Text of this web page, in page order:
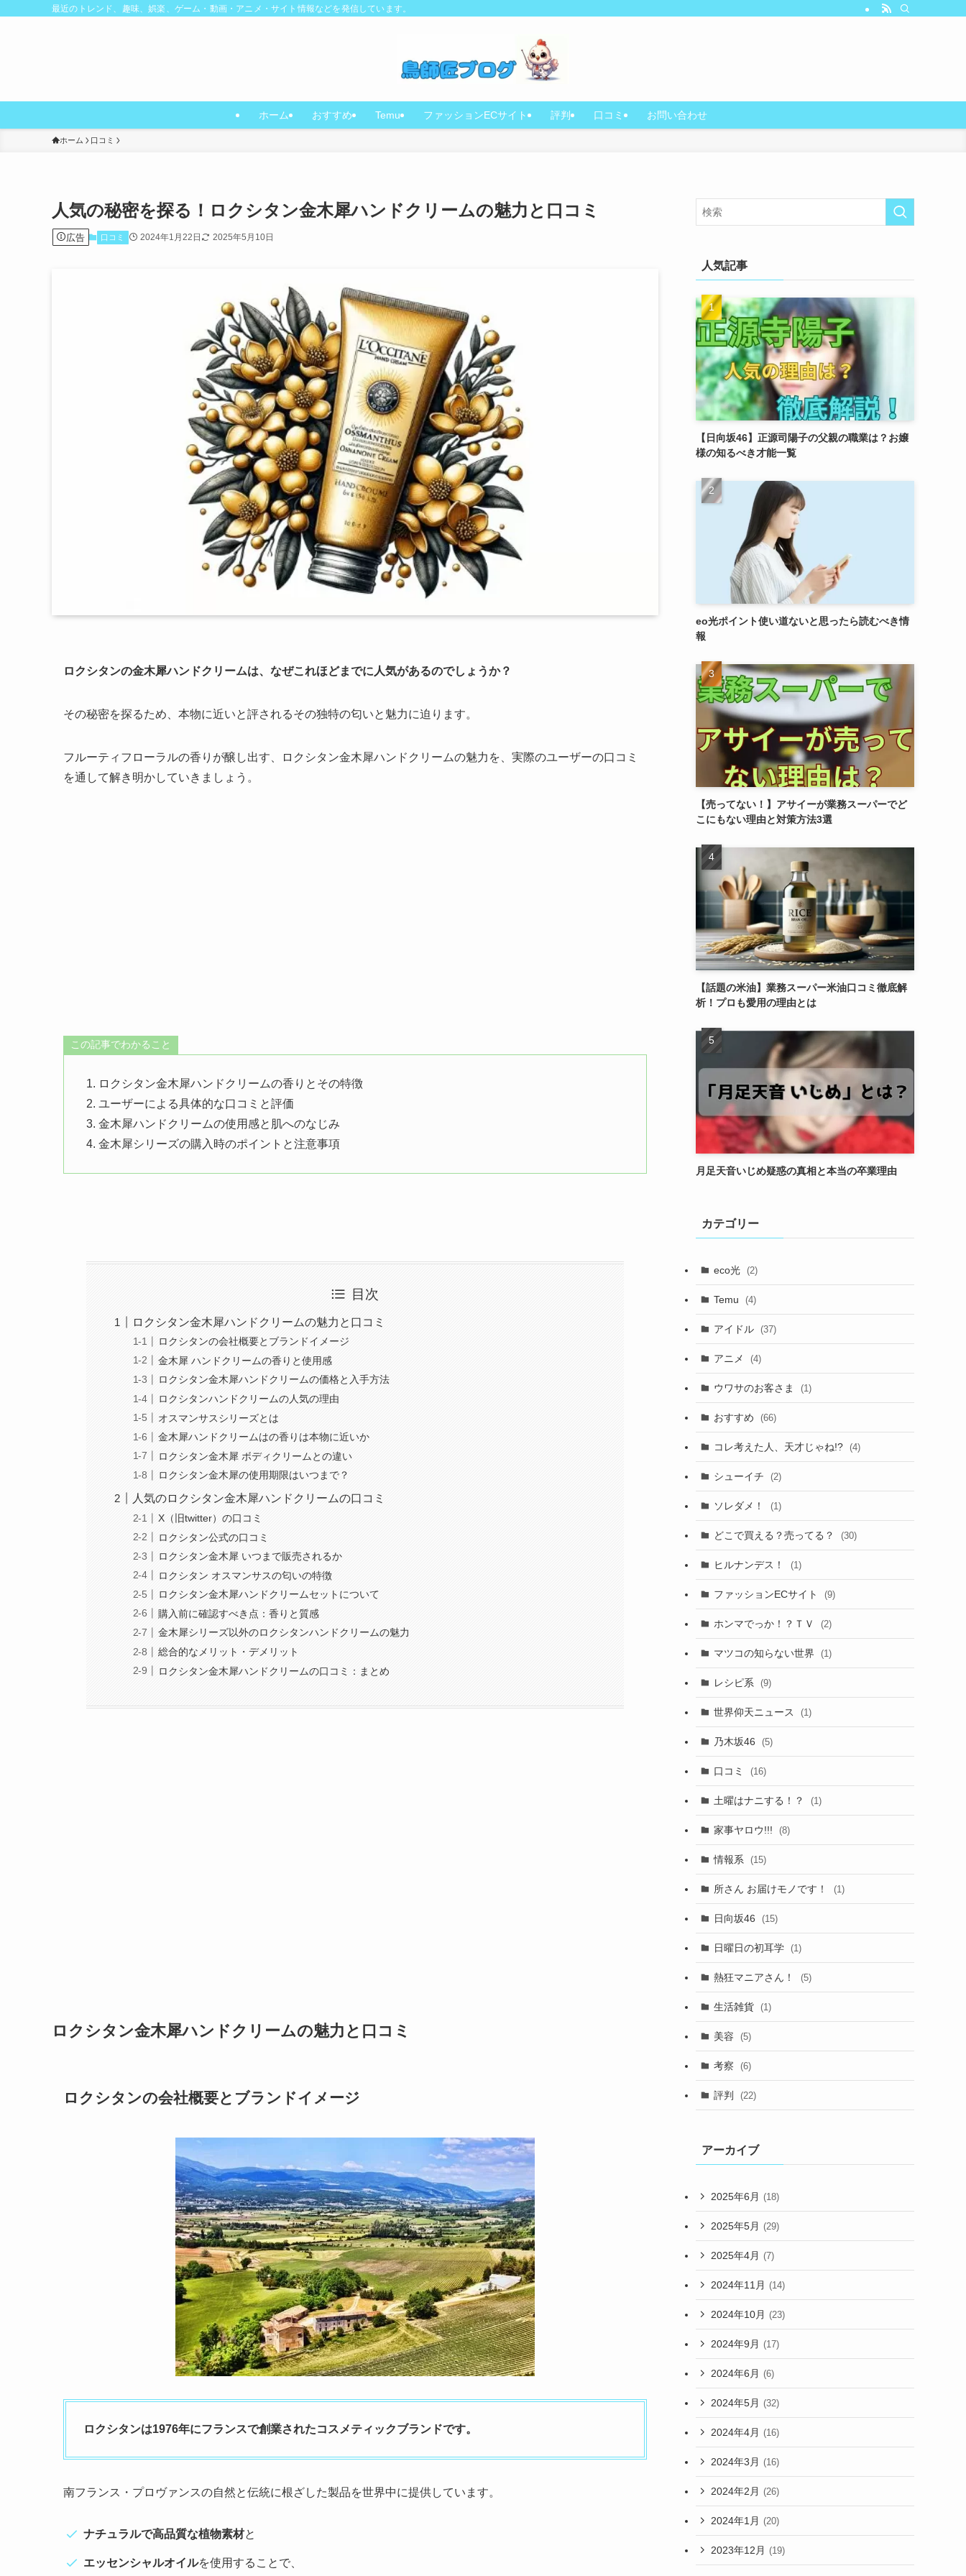
最近のトレンド、趣味、娯楽、ゲーム・動画・アニメ・サイト情報などを発信しています。
ホーム おすすめ Temu ファッションECサイト 評判 口コミ お問い合わせ
ホーム 口コミ
人気の秘密を探る！ロクシタン金木犀ハンドクリームの魅力と口コミ
広告 口コミ 2024年1月22日 2025年5月10日
ロクシタンの金木犀ハンドクリームは、なぜこれほどまでに人気があるのでしょうか？
その秘密を探るため、本物に近いと評されるその独特の匂いと魅力に迫ります。
フルーティフローラルの香りが醸し出す、ロクシタン金木犀ハンドクリームの魅力を、 実際のユーザーの口コミ
を通して解き明かしていきましょう。
この記事でわかること
ロクシタン金木犀ハンドクリームの香りとその特徴
ユーザーによる具体的な口コミと評価
金木犀ハンドクリームの使用感と肌へのなじみ
金木犀シリーズの購入時のポイントと注意事項
目次
ロクシタン金木犀ハンドクリームの魅力と口コミ
ロクシタンの会社概要とブランドイメージ
金木犀 ハンドクリームの香りと使用感
ロクシタン金木犀ハンドクリームの価格と入手方法
ロクシタンハンドクリームの人気の理由
オスマンサスシリーズとは
金木犀ハンドクリームはの香りは本物に近いか
ロクシタン金木犀 ボディクリームとの違い
ロクシタン金木犀の使用期限はいつまで？
人気のロクシタン金木犀ハンドクリームの口コミ
X（旧twitter）の口コミ
ロクシタン公式の口コミ
ロクシタン金木犀 いつまで販売されるか
ロクシタン オスマンサスの匂いの特徴
ロクシタン金木犀ハンドクリームセットについて
購入前に確認すべき点：香りと質感
金木犀シリーズ以外のロクシタンハンドクリームの魅力
総合的なメリット・デメリット
ロクシタン金木犀ハンドクリームの口コミ：まとめ
ロクシタン金木犀ハンドクリームの魅力と口コミ
ロクシタンの会社概要とブランドイメージ
ロクシタンは1976年にフランスで創業されたコスメティックブランドです。
南フランス・プロヴァンスの自然と伝統に根ざした製品を世界中に提供しています。
ナチュラルで高品質な植物素材と
エッセンシャルオイルを使用することで、
人気記事
【日向坂46】正源司陽子の父親の職業は？お嬢
様の知るべき才能一覧
eo光ポイント使い道ないと思ったら読むべき情
報
【売ってない！】アサイーが業務スーパーでど
こにもない理由と対策方法3選
【話題の米油】業務スーパー米油口コミ徹底解
析！プロも愛用の理由とは
月足天音いじめ疑惑の真相と本当の卒業理由
カテゴリー
eco光 (2)
Temu (4)
アイドル (37)
アニメ (4)
ウワサのお客さま (1)
おすすめ (66)
コレ考えた人、天才じゃね!? (4)
シューイチ (2)
ソレダメ！ (1)
どこで買える？売ってる？ (30)
ヒルナンデス！ (1)
ファッションECサイト (9)
ホンマでっか！？ＴＶ (2)
マツコの知らない世界 (1)
レシピ系 (9)
世界仰天ニュース (1)
乃木坂46 (5)
口コミ (16)
土曜はナニする！？ (1)
家事ヤロウ!!! (8)
情報系 (15)
所さん お届けモノです！ (1)
日向坂46 (15)
日曜日の初耳学 (1)
熱狂マニアさん！ (5)
生活雑貨 (1)
美容 (5)
考察 (6)
評判 (22)
アーカイブ
2025年6月 (18)
2025年5月 (29)
2025年4月 (7)
2024年11月 (14)
2024年10月 (23)
2024年9月 (17)
2024年6月 (6)
2024年5月 (32)
2024年4月 (16)
2024年3月 (16)
2024年2月 (26)
2024年1月 (20)
2023年12月 (19)